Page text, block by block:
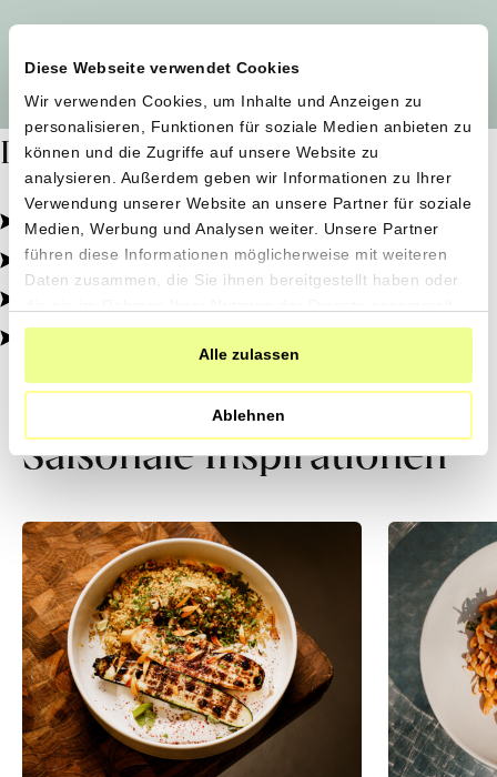
Diese Webseite verwendet Cookies
Wir verwenden Cookies, um Inhalte und Anzeigen zu
personalisieren, Funktionen für soziale Medien anbieten zu
können und die Zugriffe auf unsere Website zu
analysieren. Außerdem geben wir Informationen zu Ihrer
Verwendung unserer Website an unsere Partner für soziale
Medien, Werbung und Analysen weiter. Unsere Partner
führen diese Informationen möglicherweise mit weiteren
Daten zusammen, die Sie ihnen bereitgestellt haben oder
haben.
Alle zulassen
Ablehnen
Dafür stehen wir
Pestizidfrei angebaut, schonend verarbeitet.
Natürliche Zutaten, echter Geschmack.
Von kleinen Höfen, direkt zu dir.
100% transparent, 0% Zusatzstoffe.
Saisonale Inspirationen